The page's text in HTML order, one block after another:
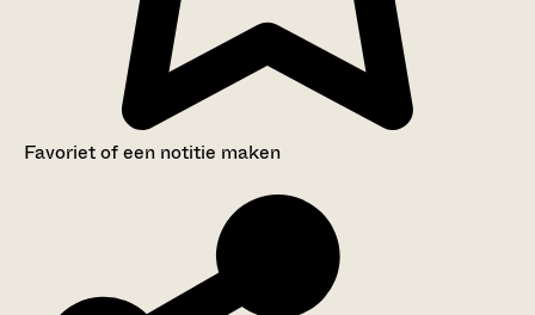
Favoriet of een notitie maken